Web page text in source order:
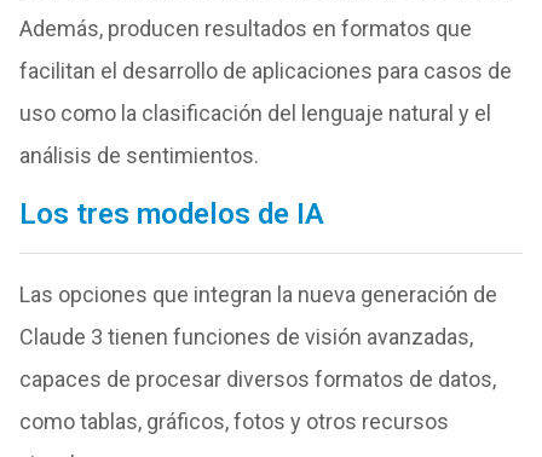
Además, producen resultados en formatos que
facilitan el desarrollo de aplicaciones para casos de
uso como la clasificación del lenguaje natural y el
análisis de sentimientos.
Los tres modelos de IA
Las opciones que integran la nueva generación de
Claude 3 tienen funciones de visión avanzadas,
capaces de procesar diversos formatos de datos,
como tablas, gráficos, fotos y otros recursos